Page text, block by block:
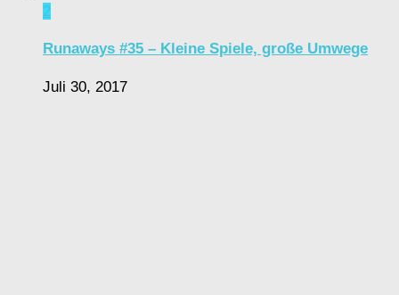
2
Runaways #35 – Kleine Spiele, große Umwege
Juli 30, 2017